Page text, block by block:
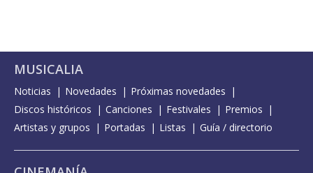
MUSICALIA
Noticias Novedades
Próximas novedades
Discos históricos
Canciones Festivales
Premios
Artistas y grupos
Portadas Listas Guía / directorio